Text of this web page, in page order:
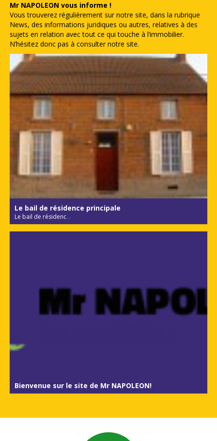
Mr NAPOLEON vous informe !
Vous trouverez régulièrement sur notre site, dans la rubrique
News, des informations juridiques ou autres, relatives à des
sujets en relation avec tout ce qui touche à l’immobilier.
N’hésitez donc pas à consulter notre site.
Le bail de résidence principale
Le bail de résidenc...
Bienvenue sur le site de Mr NAPOLEON!